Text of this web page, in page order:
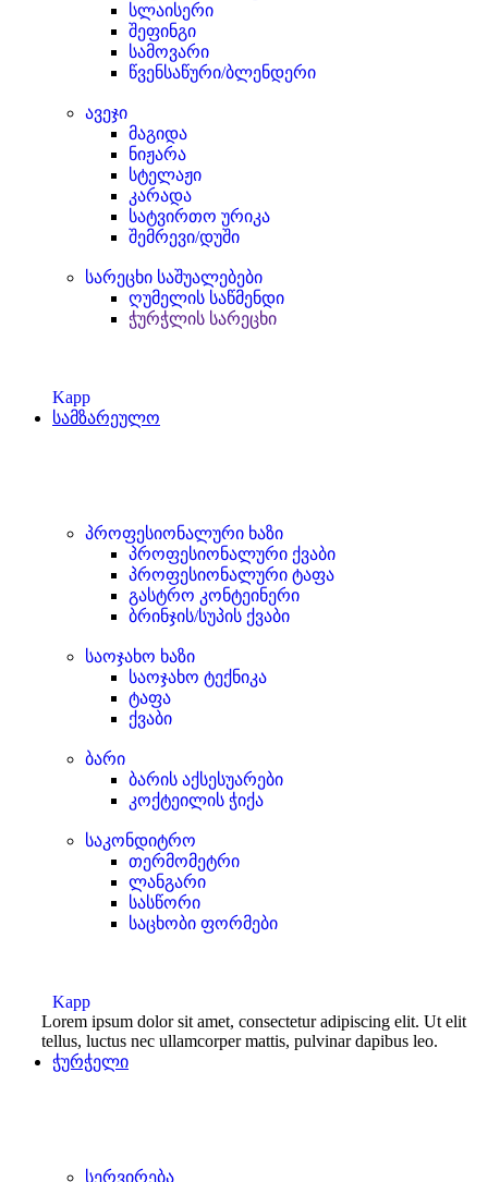
სლაისერი
შეფინგი
სამოვარი
წვენსაწური/ბლენდერი
ავეჯი
მაგიდა
ნიჟარა
სტელაჟი
კარადა
სატვირთო ურიკა
შემრევი/დუში
სარეცხი საშუალებები
ღუმელის საწმენდი
ჭურჭლის სარეცხი
Kapp
სამზარეულო
პროფესიონალური ხაზი
პროფესიონალური ქვაბი
პროფესიონალური ტაფა
გასტრო კონტეინერი
ბრინჯის/სუპის ქვაბი
საოჯახო ხაზი
საოჯახო ტექნიკა
ტაფა
ქვაბი
ბარი
ბარის აქსესუარები
კოქტეილის ჭიქა
საკონდიტრო
თერმომეტრი
ლანგარი
სასწორი
საცხობი ფორმები
Kapp
Lorem ipsum dolor sit amet, consectetur adipiscing elit. Ut elit
tellus, luctus nec ullamcorper mattis, pulvinar dapibus leo.
ჭურჭელი
სერვირება